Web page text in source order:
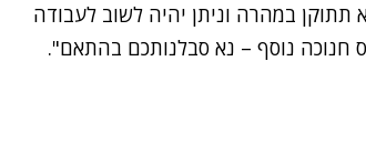
תתוקן במהרה וניתן יהיה לשוב לעבודה
חנוכה נוסף – נא סבלנותכם בהתאם".